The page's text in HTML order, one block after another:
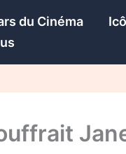
du Cinéma